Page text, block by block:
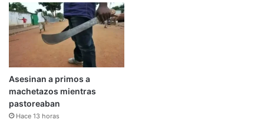
Asesinan a primos a
machetazos mientras
pastoreaban
Hace 13 horas